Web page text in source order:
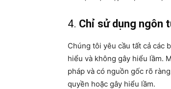
4. Chỉ sử dụng ngôn
Chúng tôi yêu cầu tất cả các
hiểu và không gây hiểu lầm.
pháp và có nguồn gốc rõ
quyền hoặc gây hiểu lầm.